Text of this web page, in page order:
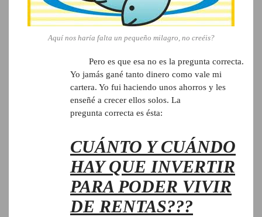
Aquí nos haría falta un pequeño milagro, no creéis?
Pero es que esa no es la pregunta correcta.
Yo jamás gané tanto dinero como vale mi
cartera. Yo fui haciendo unos ahorros y les
enseñé a crecer ellos solos. La
pregunta correcta es ésta:
CUÁNTO Y CUÁNDO
HAY QUE INVERTIR
PARA PODER VIVIR
DE RENTAS???